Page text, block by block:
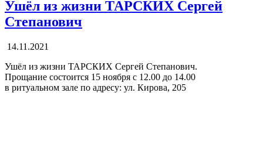
Ушёл из жизни ТАРСКИХ Сергей
Степанович
14.11.2021
Ушёл из жизни ТАРСКИХ Сергей Степанович.
Прощание состоится 15 ноября с 12.00 до 14.00
в ритуальном зале по адресу: ул. Кирова, 205